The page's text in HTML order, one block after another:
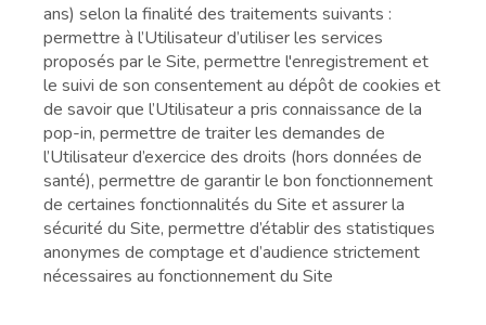
ans) selon la finalité des traitements suivants :
permettre à l’Utilisateur d’utiliser les services
proposés par le Site, permettre l'enregistrement et
le suivi de son consentement au dépôt de cookies et
de savoir que l’Utilisateur a pris connaissance de la
pop-in, permettre de traiter les demandes de
l’Utilisateur d’exercice des droits (hors données de
santé), permettre de garantir le bon fonctionnement
de certaines fonctionnalités du Site et assurer la
sécurité du Site, permettre d’établir des statistiques
anonymes de comptage et d’audience strictement
nécessaires au fonctionnement du Site